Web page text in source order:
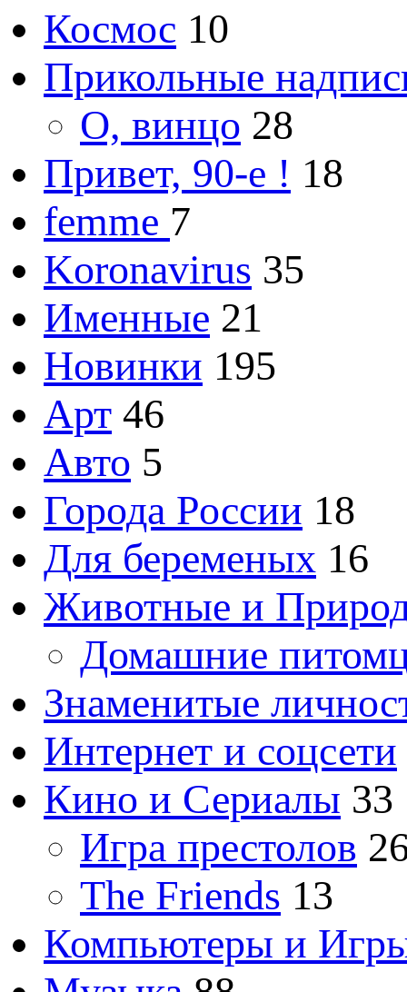
Космос 10
Прикольные
О, винцо 28
Привет, 90-е ! 18
femme 7
Koronavirus 35
Именные 21
Новинки 195
Арт 46
Авто 5
Города России 18
Для беременых 16
Животные и
Домашние
Знаменитые
Интернет и соцсети
Кино и Сериалы 33
Игра престолов
The Friends 13
Компьютеры и